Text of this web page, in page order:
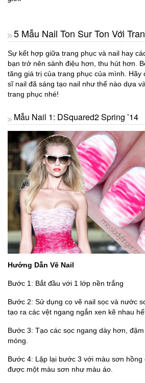
5 Mẫu Nail Ton Sur Ton Với
Sự kết hợp giữa trang phục và nail hay
bạn trở nên sành điệu hơn, thu hút hơn.
tăng giá trị của trang phục của mình. Hãy
sĩ nail đã sáng tạo nail như thế nào dựa
trang phục nhé!
Mẫu Nail 1: DSquared2 Spring ’14
Hướng Dẫn Vẽ Nail
Bước 1: Bắt đầu với 1 lớp nền trắng
Bước 2: Sử dụng cọ vẽ nail sọc và nước
tạo ra các vệt ngang ngắn xen kẽ nhau
Bước 3: Tạo các sọc ngang dày hơn,
móng.
Bước 4: Lặp lại bước 3 với màu sơn hồng
được một màu sơn như màu áo.